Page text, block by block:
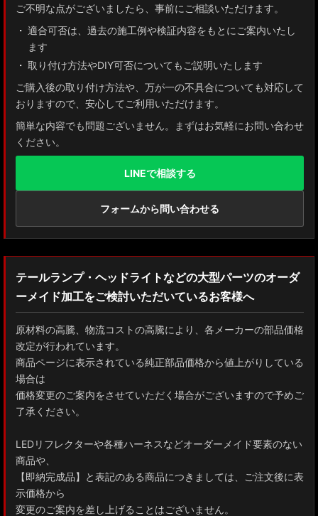
ご不明な点がございましたら、事前にご相談いただけます。
適合可否は、過去の施工例や検証内容をもとにご案内いたし
ます
取り付け方法やDIY可否についてもご説明いたします
ご購入後の取り付け方法や、万が一の不具合についても対応して
おりますので、安心してご利用いただけます。
簡単な内容でも問題ございません。まずはお気軽にお問い合わせ
ください。
LINEで相談する
フォームから問い合わせる
テールランプ・ヘッドライトなどの大型パーツのオーダ
ーメイド加工をご検討いただいているお客様へ
原材料の高騰、物流コストの高騰により、各メーカーの部品価格
改定が行われています。
商品ページに表示されている純正部品価格から値上がりしている
場合は
価格変更のご案内をさせていただく場合がございますので予めご
了承ください。
LEDリフレクターや各種ハーネスなどオーダーメイド要素のない
商品や、
【即納完成品】と表記のある商品につきましては、ご注文後に表
示価格から
変更のご案内を差し上げることはございません。